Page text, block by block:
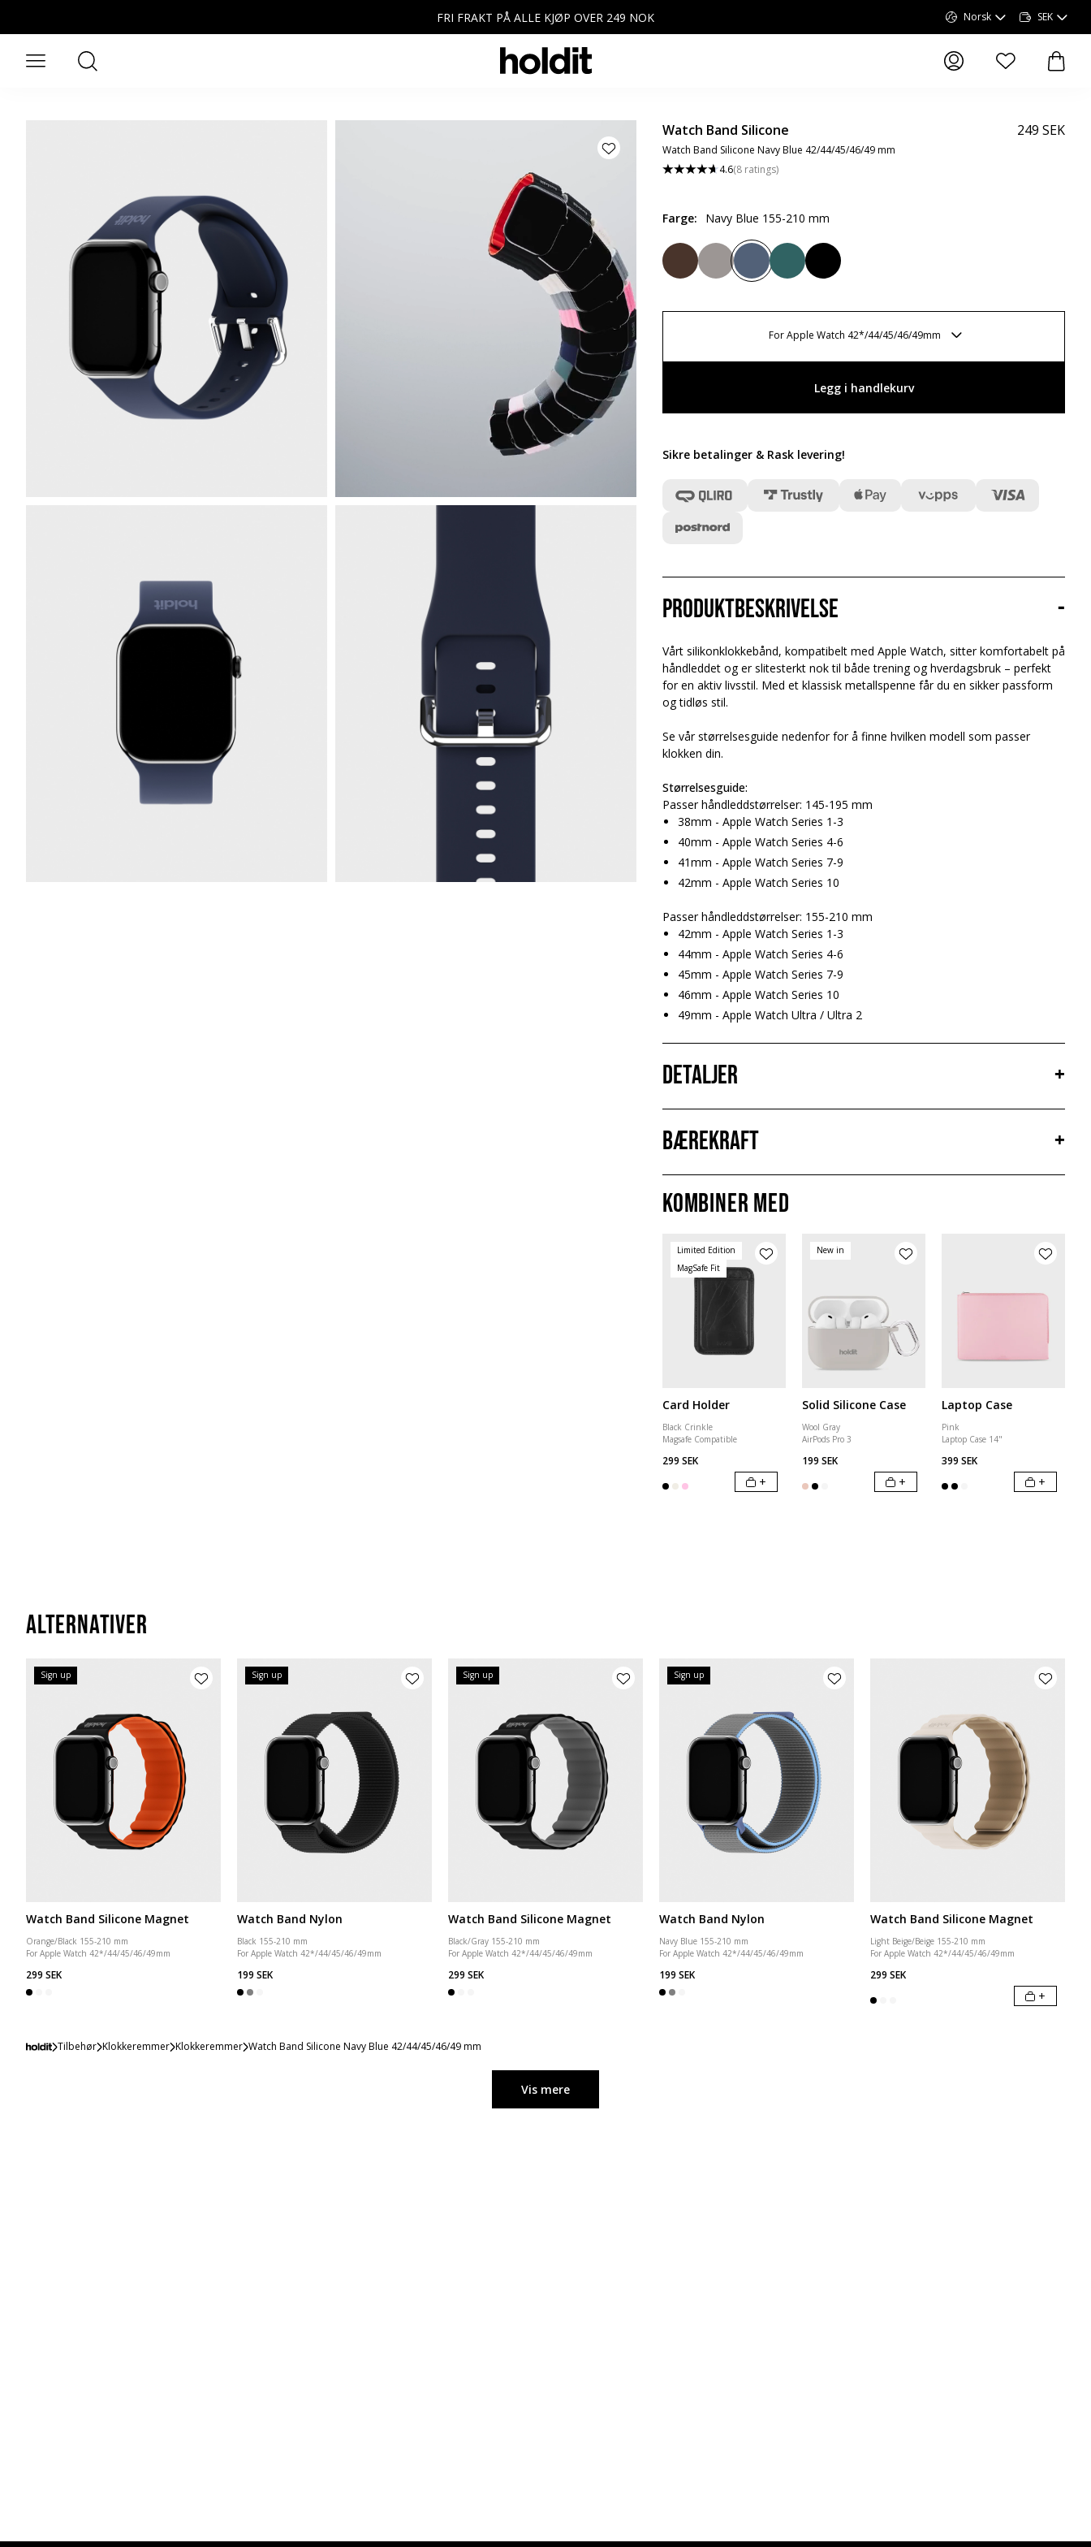
FRI FRAKT PÅ ALLE KJØP OVER 249 NOK Norsk SEK
Åpne menySøk
elementer i
Watch Band Silicone
Watch Band Silicone Navy Blue 42/44/45/46/49 mm
4.6(8 ratings)
249 SEK
Farge: Navy Blue 155-210 mm
For Apple Watch 42*/44/45/46/49mm
Legg i handlekurv
Sikre betalinger & Rask levering!
Produktbeskrivelse -
Vårt silikonklokkebånd, kompatibelt med Apple Watch, sitter komfortabelt på
håndleddet og er slitesterkt nok til både trening og hverdagsbruk – perfekt
for en aktiv livsstil. Med et klassisk metallspenne får du en sikker passform
og tidløs stil.
Se vår størrelsesguide nedenfor for å finne hvilken modell som passer
klokken din.
Størrelsesguide:
Passer håndleddstørrelser: 145-195 mm
38mm - Apple Watch Series 1-3
40mm - Apple Watch Series 4-6
41mm - Apple Watch Series 7-9
42mm - Apple Watch Series 10
Passer håndleddstørrelser: 155-210 mm
42mm - Apple Watch Series 1-3
44mm - Apple Watch Series 4-6
45mm - Apple Watch Series 7-9
46mm - Apple Watch Series 10
49mm - Apple Watch Ultra / Ultra 2
Detaljer +
Bærekraft
+
Kombiner med
Limited Edition
MagSafe Fit
Card Holder
Black Crinkle
Magsafe Compatible
299 SEK
+
New in
Solid Silicone Case
Wool Gray
AirPods Pro 3
199 SEK
+
Laptop Case
Pink
Laptop Case 14"
399 SEK
+
Alternativer
Sign up
Watch Band Silicone Magnet
Orange/Black 155-210 mm
For Apple Watch 42*/44/45/46/49mm
299 SEK
Sign up
Watch Band Nylon
Black 155-210 mm
For Apple Watch 42*/44/45/46/49mm
199 SEK
Sign up
Watch Band Silicone Magnet
Black/Gray 155-210 mm
For Apple Watch 42*/44/45/46/49mm
299 SEK
Sign up
Watch Band Nylon
Navy Blue 155-210 mm
For Apple Watch 42*/44/45/46/49mm
199 SEK
Watch Band Silicone Magnet
Light Beige/Beige 155-210 mm
For Apple Watch 42*/44/45/46/49mm
299 SEK
+
Tilbehør Klokkeremmer Klokkeremmer Watch Band Silicone Navy Blue 42/44/45/46/49 mm
Vis mere